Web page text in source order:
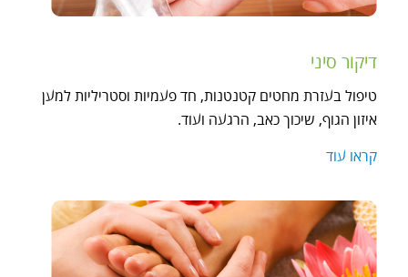
דיקור סיני
טיפול בעזרת מחטים קטנטנות, חד פעמיות וסטריליות למען
איזון הגוף, שיכוך כאב, הרגעה ועוד.
קראו עוד